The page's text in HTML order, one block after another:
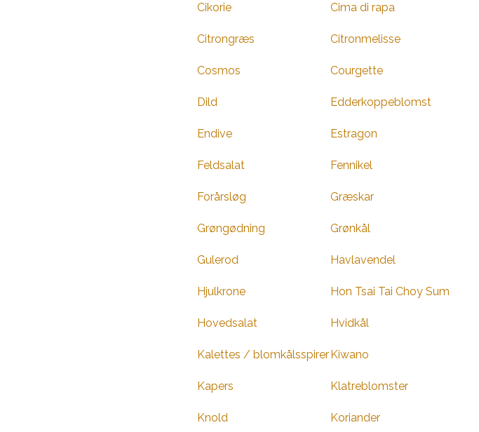
Cikorie Cima di rapa
Citrongræs Citronmelisse
Cosmos Courgette
Dild Edderkoppeblomst
Endive Estragon
Feldsalat Fennikel
Forårsløg Græskar
Grøngødning Grønkål
Gulerod Havlavendel
Hjulkrone Hon Tsai Tai Choy Sum
Hovedsalat Hvidkål
Kalettes / blomkålsspirer Kiwano
Kapers Klatreblomster
Knold Koriander